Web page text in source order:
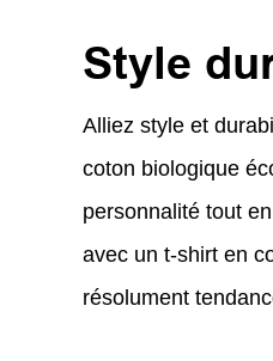
Style
Alliez style et
coton biologique
personnalité tout
avec un t-shirt en
résolument